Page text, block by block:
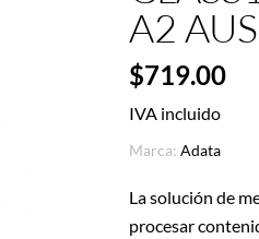
A2
$719.00
IVA incluido
Marca: Adata
La solución de
procesar